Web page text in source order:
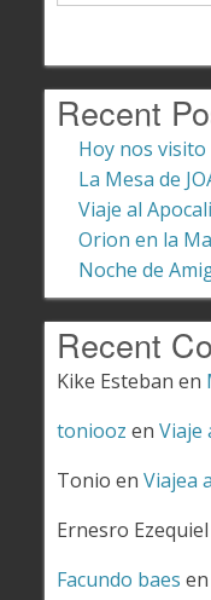
Recent
Hoy nos
La Mesa de
Viaje al
Orion en la
Noche de
Recent
Kike Esteban en
toniooz enViaje
Tonio enViajea
Ernesro
Facundo baes